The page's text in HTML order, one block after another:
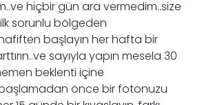
hiçbir gün ara vermedim..size
sorunlu bölgeden
başlayın her hafta bir
sayıyla yapın mesela 30
beklenti içine
önce bir fotonuzu